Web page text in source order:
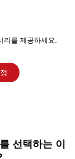
리를 제공하세요.
선택하는 이